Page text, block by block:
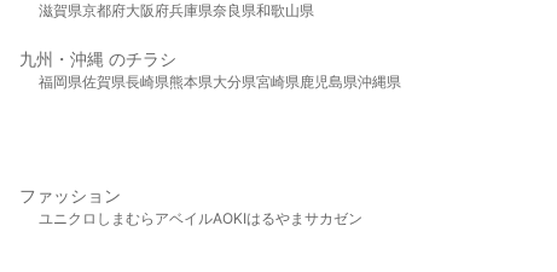
滋賀県京都府大阪府兵庫県奈良県和歌山県
九州・沖縄 のチラシ
福岡県佐賀県長崎県熊本県大分県宮崎県鹿児島県沖縄県
ファッション
ユニクロ しまむら アベイルAOKIはるやま サカゼン